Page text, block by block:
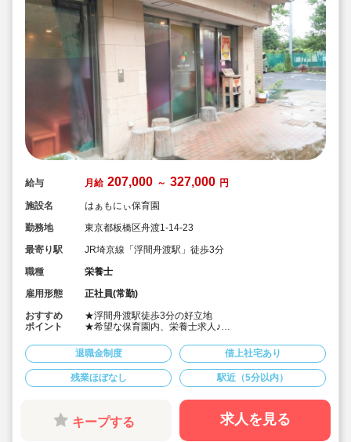
給与 月給 207,000 ～ 327,000 円
施設名
はぁもにぃ保育園
勤務地
東京都板橋区舟渡1-14-23
最寄り駅
JR埼京線「浮間舟渡駅」徒歩3分
職種
栄養士
雇用形態
正社員(常勤)
おすすめ
ポイント
★浮間舟渡駅徒歩3分の好立地
★希望な保育園内、栄養士求人♪
★音楽と食育で、子どもたちの知恵と感性を育みます♪
★家庭と両立しながら、じっくりと腰を据えて長く働く
ことができる環境です♪
★残業はほとんどなし。プライベートも充実できます♪
ちと一緒に大切にしています♪
退職金制度 借上社宅あり
残業ほぼなし 駅近（5分以内）
キープする 求人を見る